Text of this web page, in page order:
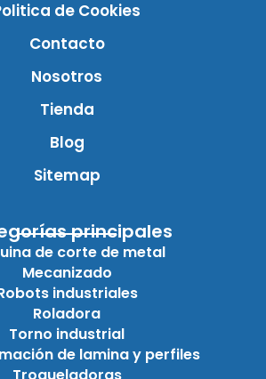
de Cookies
Contacto
Nosotros
Tienda
Blog
Sitemap
principales
de corte de metal
Mecanizado
industriales
Roladora
Torno industrial
de lamina y perfiles